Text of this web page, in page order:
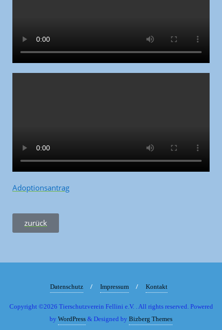
Adoptionsantrag
zurück
Datenschutz Impressum Kontakt
Copyright ©2026 Tierschutzverein Fellini e.V. . All rights reserved. Powered
by WordPress & Designed by Bizberg Themes